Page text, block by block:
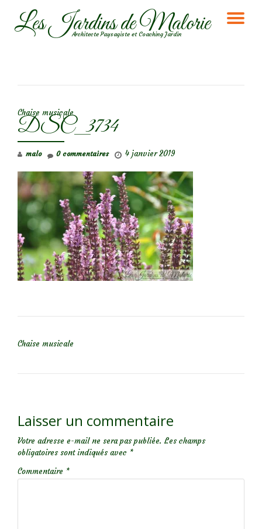
AllerLes Jardins de Malorie
Architecte Paysagiste et Coaching Jardin
Chaise musicale
DSC_3734
malo 4 janvier 2019
0 commentaires
Chaise musicale
Laisser un commentaire
Votre adresse e-mail ne sera pas publiée. Les champs
obligatoires sont indiqués avec *
Commentaire *